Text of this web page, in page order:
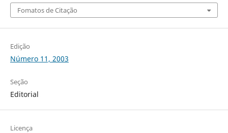
Fomatos de Citação
Edição
Número 11, 2003
Seção
Editorial
Licença